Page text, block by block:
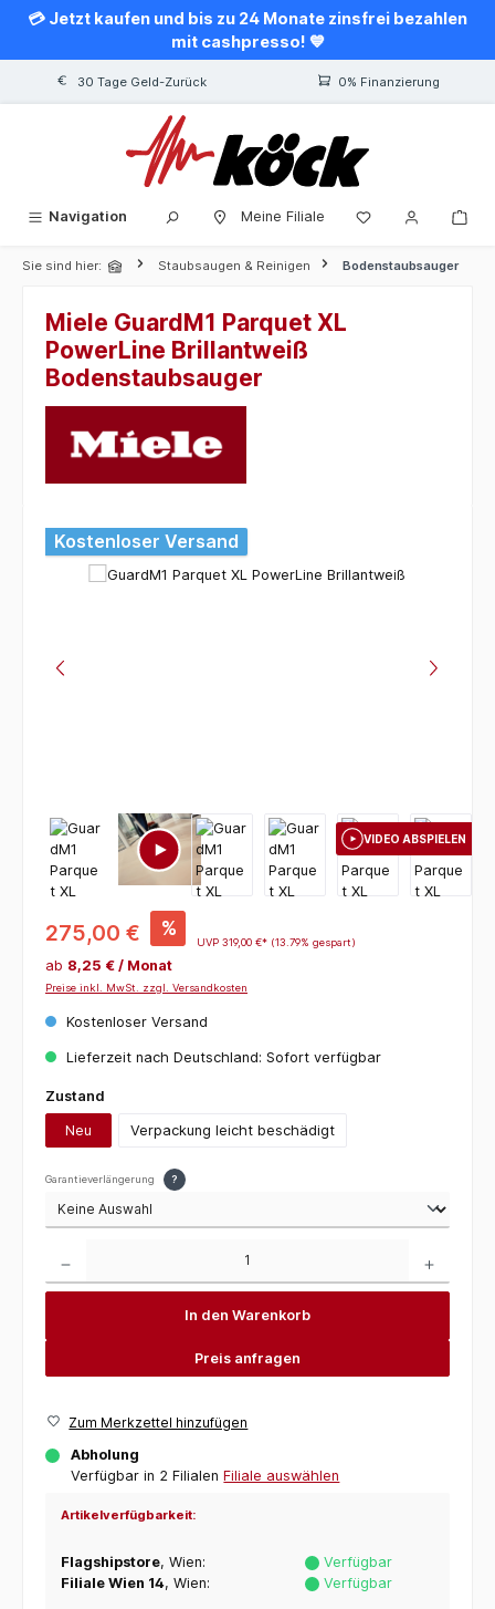
springen
💳 Jetzt kaufen und bis zu 24 Monate zinsfrei bezahlen
mit cashpresso! 💙
30 Tage Geld-Zurück 0% Finanzierung
Navigation Meine Filiale
Sie sind hier: Staubsaugen & Reinigen Bodenstaubsauger
Miele GuardM1 Parquet XL
PowerLine Brillantweiß
Bodenstaubsauger
Bildergalerie überspringen
Kostenloser Versand
VIDEO ABSPIELEN
275,00 € %
UVP 319,00 €* (13.79% gespart)
ab 8,25 € / Monat
Preise inkl. MwSt. zzgl. Versandkosten
Kostenloser Versand
Lieferzeit nach Deutschland: Sofort verfügbar
Zustand
Neu Verpackung leicht beschädigt
Garantieverlängerung ?
In den Warenkorb
Preis anfragen
Zum Merkzettel hinzufügen
Abholung
Verfügbar in 2 Filialen Filiale auswählen
Artikelverfügbarkeit:
Flagshipstore, Wien:
Verfügbar
Filiale Wien 14, Wien: Verfügbar